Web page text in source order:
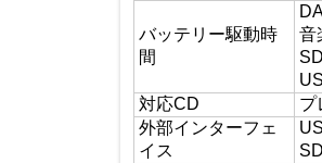
バッテリー駆動時
間
音
対応CD
プ
外部インターフェ
イス